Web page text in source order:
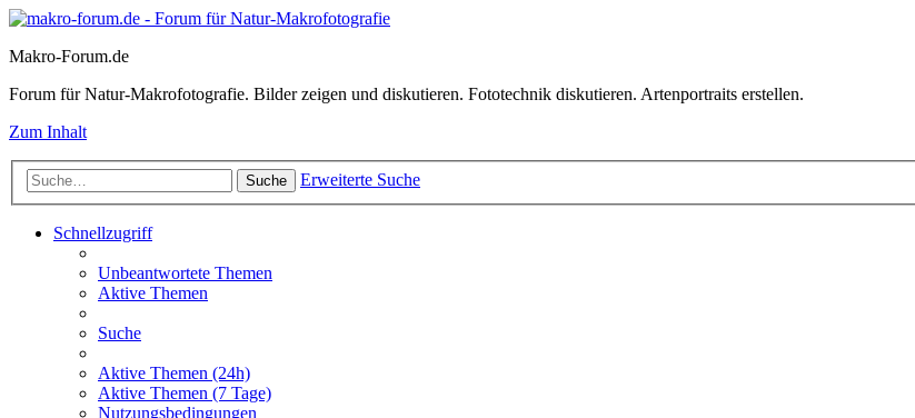
Makro-Forum.de
Forum für Natur-Makrofotografie. Bilder zeigen und diskutieren. Fototechnik diskutieren. Artenportraits erstellen.
Zum Inhalt
Suche Erweiterte Suche
Schnellzugriff
Unbeantwortete Themen
Aktive Themen
Suche
Aktive Themen (24h)
Aktive Themen (7 Tage)
Nutzungsbedingungen